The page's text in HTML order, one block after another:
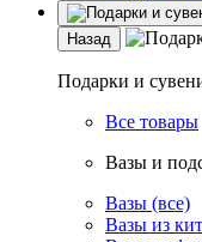
Назад
Подарки и
Все товары
Вазы и
Вазы (все)
Вазы из